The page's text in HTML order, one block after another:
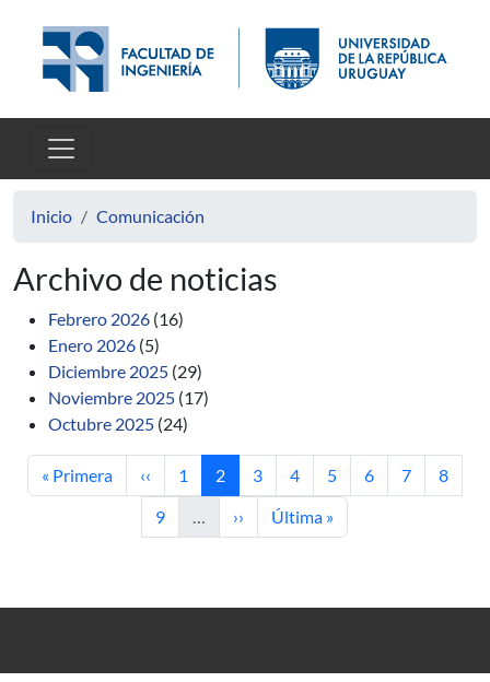
Inicio Comunicación
Archivo de noticias
Febrero 2026 (16)
Enero 2026 (5)
Diciembre 2025 (29)
Noviembre 2025 (17)
Octubre 2025 (24)
Primera página
« Primera Página anterior
‹‹ Página
1 Página actual
2 Página
3 Página
4 Página
5 Página
6 Página
7 Página
8
Página
9 … Siguiente página
›› Última página
Última »